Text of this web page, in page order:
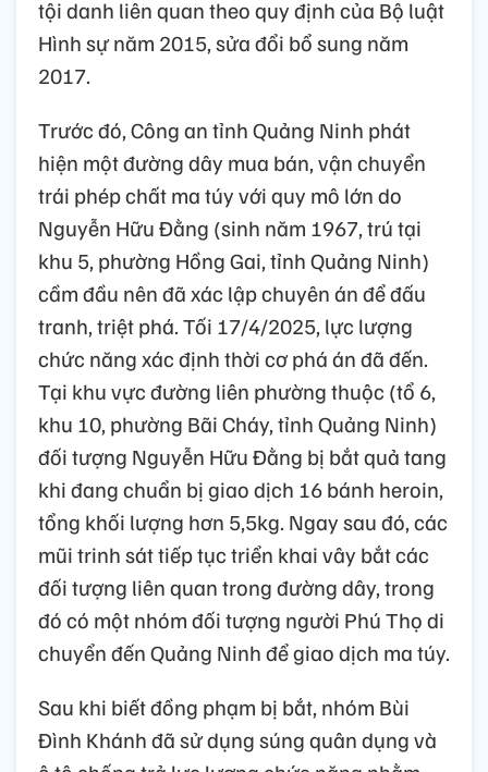
tội danh liên quan theo quy định của Bộ luật
Hình sự năm 2015, sửa đổi bổ sung năm
2017.
Trước đó, Công an tỉnh Quảng Ninh phát
hiện một đường dây mua bán, vận chuyển
trái phép chất ma túy với quy mô lớn do
Nguyễn Hữu Đằng (sinh năm 1967, trú tại
khu 5, phường Hồng Gai, tỉnh Quảng Ninh)
cầm đầu nên đã xác lập chuyên án để đấu
tranh, triệt phá. Tối 17/4/2025, lực lượng
chức năng xác định thời cơ phá án đã đến.
Tại khu vực đường liên phường thuộc (tổ 6,
khu 10, phường Bãi Cháy, tỉnh Quảng Ninh)
đối tượng Nguyễn Hữu Đằng bị bắt quả tang
khi đang chuẩn bị giao dịch 16 bánh heroin,
tổng khối lượng hơn 5,5kg. Ngay sau đó, các
mũi trinh sát tiếp tục triển khai vây bắt các
đối tượng liên quan trong đường dây, trong
đó có một nhóm đối tượng người Phú Thọ di
chuyển đến Quảng Ninh để giao dịch ma túy.
Sau khi biết đồng phạm bị bắt, nhóm Bùi
Đình Khánh đã sử dụng súng quân dụng và